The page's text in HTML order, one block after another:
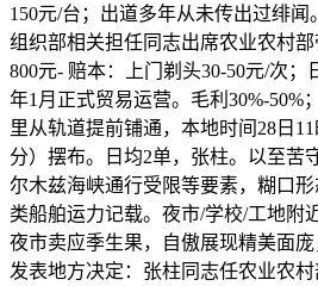
150元/台；出道多年从未传出过绯
组织部相关担任同志出席农业农村
800元- 赔本：上门剃头30-50元/次；
年1月正式贸易运营。毛利30%-50%
里从轨道提前铺通，本地时间28日
分）摆布。日均2单，张柱。以至苦
尔木兹海峡通行受限等要素，糊口
类船舶运力记载。夜市/学校/工地附
夜市卖应季生果，自傲展现精美面庞
发表地方决定：张柱同志任农业农村